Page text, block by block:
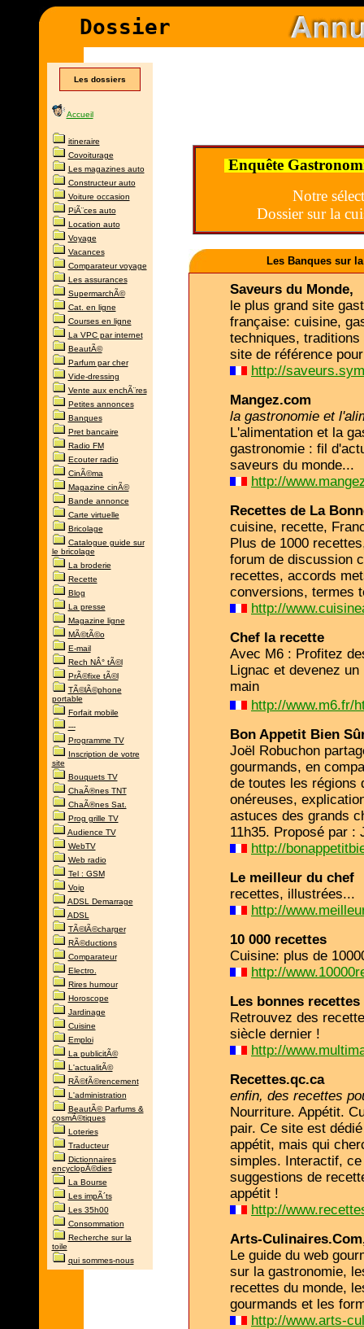
Dossier
Les dossiers
Accueil
itineraire
Covoiturage
Les magazines auto
Constructeur auto
Voiture occasion
PiÃ¨ces auto
Location auto
Voyage
Vacances
Comparateur voyage
Les assurances
SupermarchÃ©
Cat. en ligne
Courses en ligne
La VPC par internet
BeautÃ©
Parfum par cher
Vide-dressing
Vente aux enchÃ¨res
Petites annonces
Banques
Pret bancaire
Radio FM
Ecouter radio
CinÃ©ma
Magazine cinÃ©
Bande annonce
Carte virtuelle
Bricolage
Catalogue guide sur
le bricolage
La broderie
Recette
Blog
La presse
Magazine ligne
MÃ©tÃ©o
E-mail
Rech NÂ° tÃ©l
PrÃ©fixe tÃ©l
TÃ©lÃ©phone
portable
Forfait mobile
---
Programme TV
Inscription de votre
site
Bouquets TV
ChaÃ®nes TNT
ChaÃ®nes Sat.
Prog grille TV
Audience TV
WebTV
Web radio
Tel : GSM
Voip
ADSL Demarrage
ADSL
TÃ©lÃ©charger
RÃ©ductions
Comparateur
Electro.
Rires humour
Horoscope
Jardinage
Cuisine
Emploi
La publicitÃ©
L'actualitÃ©
RÃ©fÃ©rencement
L'administration
BeautÃ© Parfums &
cosmÃ©tiques
Loteries
Traducteur
Dictionnaires
encyclopÃ©dies
La Bourse
Les impÃ´ts
Les 35h00
Consommation
Recherche sur la
toile
qui sommes-nous
Enquête
Notre
Dossier sur la
Les Banques sur
Saveurs du Monde,
le plus grand site
française: cuisine,
techniques,
site de référence
http://
Mangez.com
la gastronomie et
L'alimentation et la
gastronomie : fil
saveurs du monde...
http://
Recettes de La
cuisine, recette,
Plus de 1000
forum de discussion
recettes, accords
conversions, termes
http://
Chef la recette
Avec M6 : Profitez
Lignac et devenez
main
http://www.m6.fr/
Bon Appetit Bien
Joël Robuchon
gourmands, en
de toutes les régions
onéreuses,
astuces des grands
11h35. Proposé par :
http://
Le meilleur du chef
recettes, illustrées...
http://
10 000 recettes
Cuisine: plus de
http://
Les bonnes
Retrouvez des
siècle dernier !
http://
Recettes.qc.ca
enfin, des recettes
Nourriture. Appétit.
pair. Ce site est
appétit, mais qui
simples. Interactif,
suggestions de
appétit !
http://
Arts-
Le guide du web
sur la gastronomie,
recettes du monde,
gourmands et les
http://www.arts-